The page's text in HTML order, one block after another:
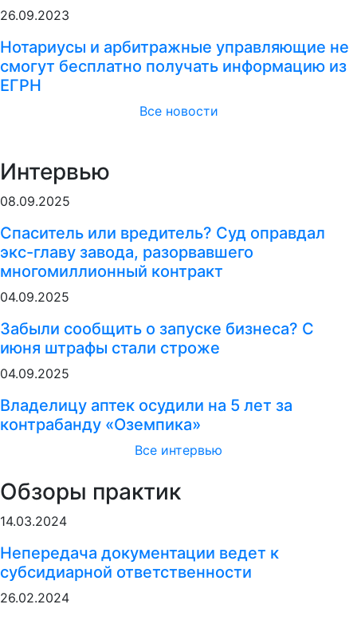
26.09.2023
Нотариусы и арбитражные управляющие не
смогут бесплатно получать информацию из
ЕГРН
Все новости
Интервью
08.09.2025
Спаситель или вредитель? Суд оправдал
экс-главу завода, разорвавшего
многомиллионный контракт
04.09.2025
Забыли сообщить о запуске бизнеса? С
июня штрафы стали строже
04.09.2025
Владелицу аптек осудили на 5 лет за
контрабанду «Оземпика»
Все интервью
Обзоры практик
14.03.2024
Непередача документации ведет к
субсидиарной ответственности
26.02.2024